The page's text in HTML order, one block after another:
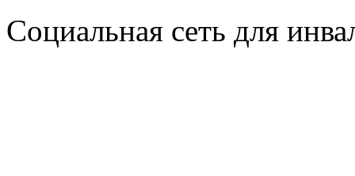
Социальная сеть для